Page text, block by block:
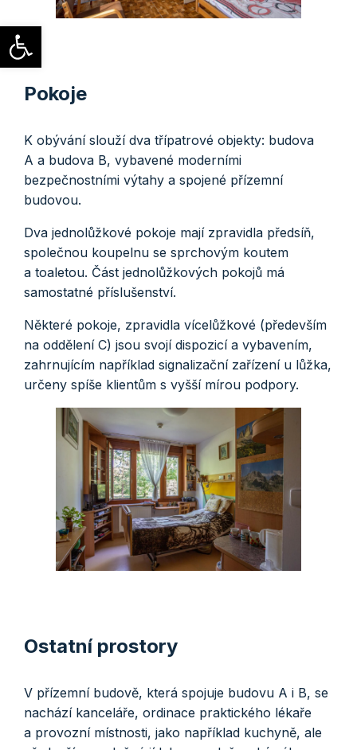
Open toolbar
Pokoje
K obývání slouží dva třípatrové objekty: budova
A a budova B, vybavené moderními
bezpečnostními výtahy a spojené přízemní
budovou.
Dva jednolůžkové pokoje mají zpravidla předsíň,
společnou koupelnu se sprchovým koutem
a toaletou. Část jednolůžkových pokojů má
samostatné příslušenství.
Některé pokoje, zpravidla vícelůžkové (především
na oddělení C) jsou svojí dispozicí a vybavením,
zahrnujícím například signalizační zařízení u lůžka,
určeny spíše klientům s vyšší mírou podpory.
Ostatní prostory
V přízemní budově, která spojuje budovu A i B, se
nachází kanceláře, ordinace praktického lékaře
a provozní místnosti, jako například kuchyně, ale